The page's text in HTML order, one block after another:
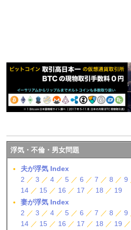
浮気・不倫・男女問題
夫が浮気 Index
2 ／3 ／4 ／ 5 ／6 ／7 ／8 ／9
14 ／ 15 ／ 16 ／ 17 ／ 18 ／ 19
妻が浮気 Index
2 ／3 ／4 ／ 5 ／6 ／7 ／8 ／9
14 ／ 15 ／ 16 ／ 17 ／ 18 ／ 19 ／